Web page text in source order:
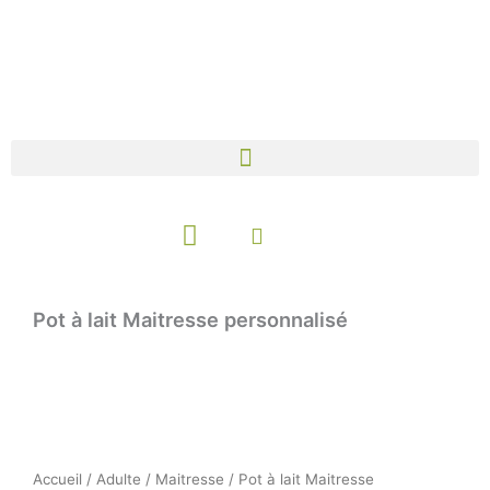
Panier
Pot à lait Maitresse personnalisé
Accueil / Adulte / Maitresse / Pot à lait Maitresse